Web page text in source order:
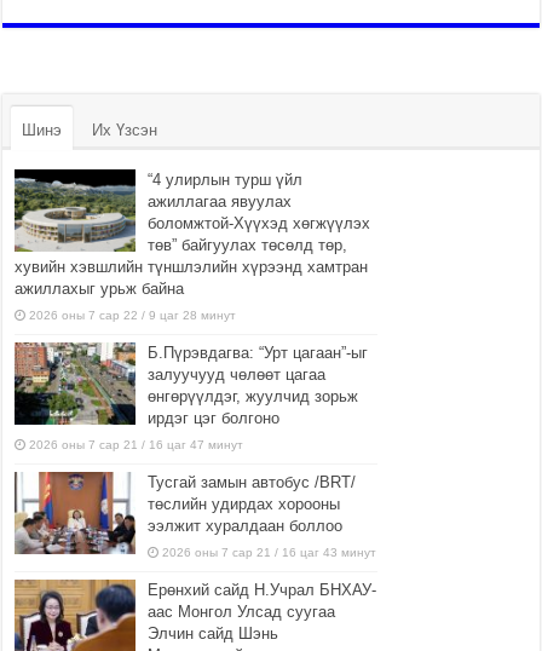
Шинэ Их Үзсэн
“4 улирлын турш үйл
ажиллагаа явуулах
боломжтой-Хүүхэд хөгжүүлэх
төв” байгуулах төсөлд төр,
хувийн хэвшлийн түншлэлийн хүрээнд хамтран
ажиллахыг урьж байна
2026 оны 7 сар 22 / 9 цаг 28 минут
Б.Пүрэвдагва: “Урт цагаан”-ыг
залуучууд чөлөөт цагаа
өнгөрүүлдэг, жуулчид зорьж
ирдэг цэг болгоно
2026 оны 7 сар 21 / 16 цаг 47 минут
Тусгай замын автобус /BRT/
төслийн удирдах хорооны
ээлжит хуралдаан боллоо
2026 оны 7 сар 21 / 16 цаг 43 минут
Ерөнхий сайд Н.Учрал БНХАУ-
аас Монгол Улсад суугаа
Элчин сайд Шэнь